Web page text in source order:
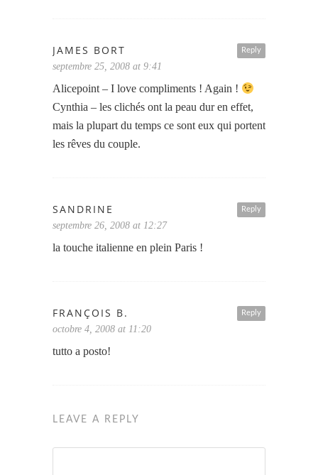
Reply
JAMES BORT
septembre 25, 2008 at 9:41
Alicepoint – I love compliments ! Again !
Cynthia – les clichés ont la peau dur en effet,
mais la plupart du temps ce sont eux qui portent
les rêves du couple.
Reply
SANDRINE
septembre 26, 2008 at 12:27
la touche italienne en plein Paris !
Reply
FRANÇOIS B.
octobre 4, 2008 at 11:20
tutto a posto!
LEAVE A REPLY